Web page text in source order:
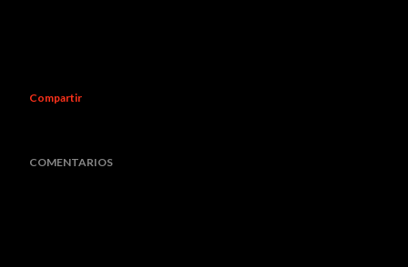
Compartir
COMENTARIOS